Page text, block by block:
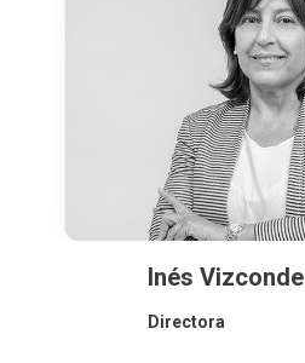
Inés Vizconde
Directora